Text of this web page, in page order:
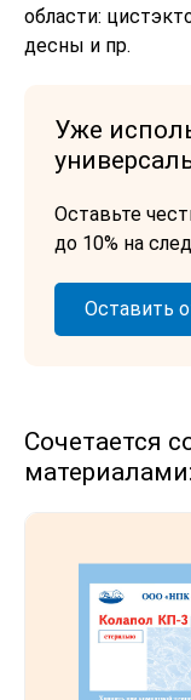
области:
десны и пр.
Уже
Оставьте
до 10% на
Оставить
Сочетается
материалами: